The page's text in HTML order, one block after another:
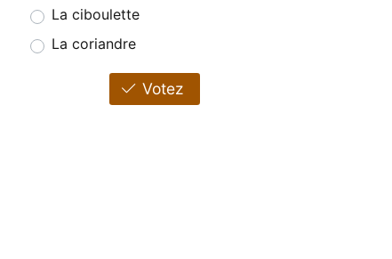
La ciboulette
La coriandre
Votez